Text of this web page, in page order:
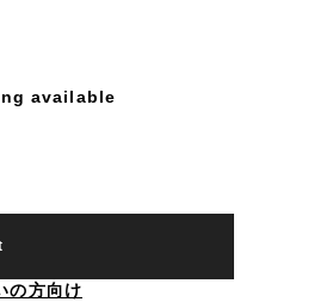
available
の方向け